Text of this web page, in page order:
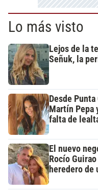
Lo más visto
Lejos de la
Señuk, la
Desde
Martín Pepa
falta de
El nuevo
Rocío
heredero